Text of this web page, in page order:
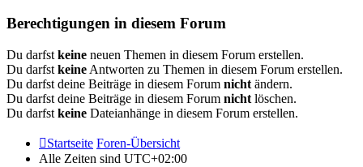
Berechtigungen in diesem Forum
Du darfst keine neuen Themen in diesem Forum erstellen.
Du darfst keine Antworten zu Themen in diesem Forum erstellen.
Du darfst deine Beiträge in diesem Forum nicht ändern.
Du darfst deine Beiträge in diesem Forum nicht löschen.
Du darfst keine Dateianhänge in diesem Forum erstellen.
Startseite Foren-Übersicht
Alle Zeiten sind UTC+02:00